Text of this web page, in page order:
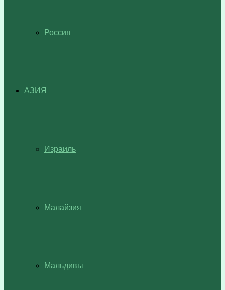
Россия
АЗИЯ
Израиль
Малайзия
Мальдивы